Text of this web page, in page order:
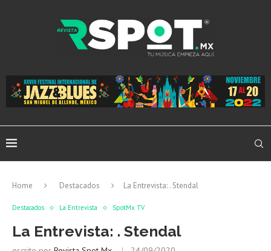
Home Destacados La Entrevista: . Stendal
Destacados La Entrevista SpotMx TV
La Entrevista: . Stendal